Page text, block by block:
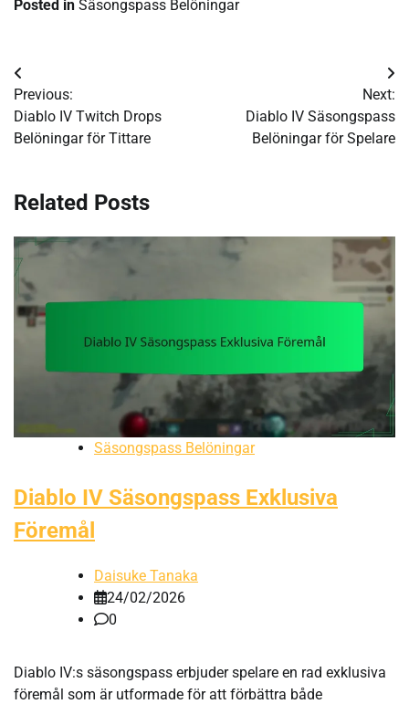
Posted in Säsongspass Belöningar
Post
navigation
Previous:
Diablo IV Twitch Drops
Belöningar för Tittare
Next:
Diablo IV Säsongspass
Belöningar för Spelare
Related Posts
Säsongspass Belöningar
Diablo IV Säsongspass Exklusiva
Föremål
Daisuke Tanaka
24/02/2026
0
Diablo IV:s säsongspass erbjuder spelare en rad exklusiva
föremål som är utformade för att förbättra både